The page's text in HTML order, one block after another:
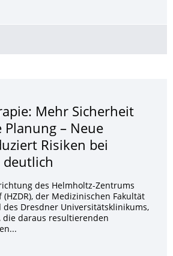
Mehr Sicherheit
Planung – Neue
Risiken bei
des Helmholtz-Zentrums
(HZDR), der Medizinischen Fakultät
des Dresdner Universitätsklinikums,
die daraus resultierenden